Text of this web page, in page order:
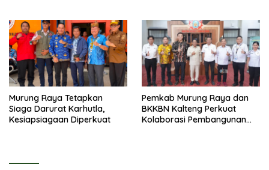
Murung Raya Tetapkan
Siaga Darurat Karhutla,
Kesiapsiagaan Diperkuat
Pemkab Murung Raya dan
BKKBN Kalteng Perkuat
Kolaborasi Pembangunan